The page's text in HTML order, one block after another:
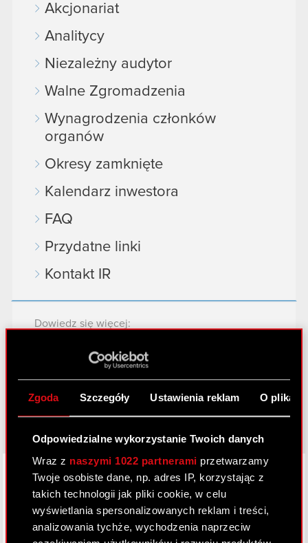
Zgoda Szczegóły Ustawienia reklam O
Odpowiedzialne wykorzystanie Twoich danych
Wraz z naszymi 1022 partnerami przetwarzamy
Twoje osobiste dane, np. adres IP, korzystając z
takich technologii jak pliki cookie, w celu
wyświetlania spersonalizowanych reklam i treści,
analizowania tychże, wychodzenia naprzeciw
Akcjonariat
Analitycy
Niezależny audytor
Walne Zgromadzenia
Wynagrodzenia członków
organów
Okresy zamknięte
Kalendarz inwestora
FAQ
Przydatne linki
Kontakt IR
Dowiedz się więcej:
thewitcher.com
cyberpunk.net
gear.cdprojektred.com
LinkedIn